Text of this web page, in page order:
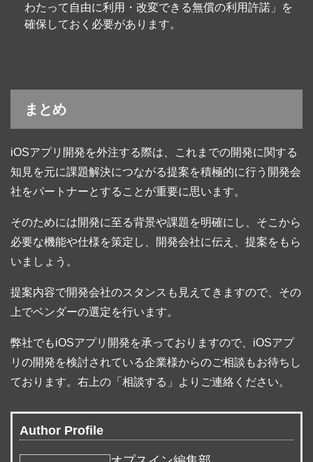
わたって自由に利用・改変できる無償の利用許諾」を
確保しておく必要があります。
まとめ
iOSアプリ開発を外注する際は、これまでの開発に関する
知見を元に課題解決につながる提案を積極的に行う開発会
社をパートナーとすることが重要に思います。
そのためには開発に至る背景や課題を明確にし、そこから
必要な機能や仕様を策定し、開発会社に伝え、提案をもら
いましょう。
提案内容で開発会社のスタンスも見えてきますので、その
上でベンダーの選定を行います。
弊社でもiOSアプリ開発を承っておりますので、iOSアプ
リの開発を検討されている企業様からのご相談もお待ちし
ております。右上の「相談する」よりご連絡ください。
Author Profile